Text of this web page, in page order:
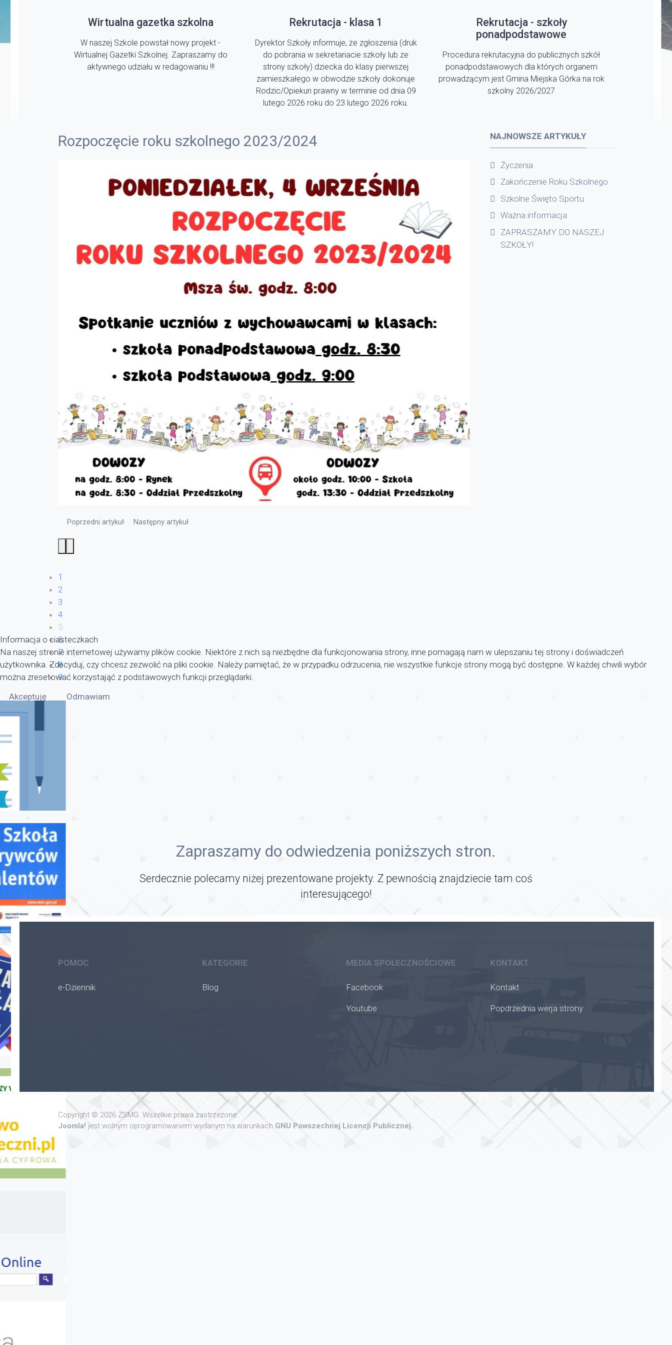
Wirtualna gazetka szkolna
W naszej Szkole powstał nowy projekt -
Wirtualnej Gazetki Szkolnej. Zapraszamy do
aktywnego udziału w redagowaniu !!!
Rekrutacja - klasa 1
Dyrektor Szkoły informuje, że zgłoszenia (druk
do pobrania w sekretariacie szkoły lub ze
strony szkoły) dziecka do klasy pierwszej
zamieszkałego w obwodzie szkoły dokonuje
Rodzic/Opiekun prawny w terminie od dnia 09
lutego 2026 roku do 23 lutego 2026 roku.
Rekrutacja - szkoły
ponadpodstawowe
Procedura rekrutacyjna do publicznych szkół
ponadpodstawowych dla których organem
prowadzącym jest Gmina Miejska Górka na rok
szkolny 2026/2027
Rozpoczęcie roku szkolnego 2023/2024
Poprzedni artykuł: Konkurs kaligraficzny „O Dyrektorskie Pióro” rozstrzygnięty.
Poprzedni artykuł Następny artykuł: Wykaz podręczników na rok szkolny 2026-2027
Następny artykuł
NAJNOWSZE ARTYKUŁY
Życzenia
Zakończenie Roku Szkolnego
Szkolne Święto Sportu
Ważna informacja
ZAPRASZAMY DO NASZEJ
SZKOŁY!
1
2
3
4
5
6
7
8
9
Zapraszamy do odwiedzenia poniższych stron.
Serdecznie polecamy niżej prezentowane projekty. Z pewnością znajdziecie tam coś
interesującego!
POMOC
e-Dziennik
KATEGORIE
Blog
MEDIA SPOŁECZNOŚCIOWE
Facebook
Youtube
KONTAKT
Kontakt
Popdrzednia werja strony
Copyright © 2026 ZSMG. Wszelkie prawa zastrzeżone.
Joomla! jest wolnym oprogramowaniem wydanym na warunkach GNU Powszechnej Licencji Publicznej.
Informacja o ciasteczkach
Na naszej stronie internetowej używamy plików cookie. Niektóre z nich są niezbędne dla funkcjonowania strony, inne pomagają nam w ulepszaniu tej strony i doświadczeń
użytkownika. Zdecyduj, czy chcesz zezwolić na pliki cookie. Należy pamiętać, że w przypadku odrzucenia, nie wszystkie funkcje strony mogą być dostępne. W każdej chwili wybór
można zresetować korzystająć z podstawowych funkcji przeglądarki.
Akceptuję
Odmawiam